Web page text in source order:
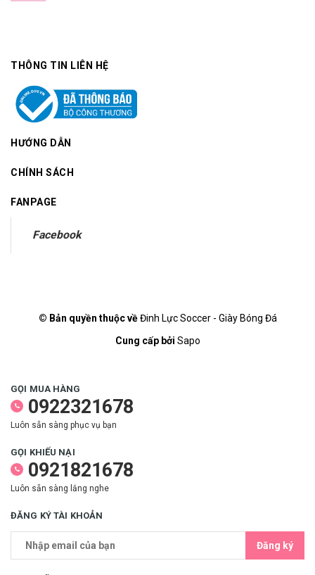
THÔNG TIN LIÊN HỆ
HƯỚNG DẪN
CHÍNH SÁCH
FANPAGE
Facebook
© Bản quyền thuộc vềĐinh Lực Soccer - Giày Bóng Đá
Cung cấp bởi Sapo
GỌI MUA HÀNG
0922321678
Luôn sẵn sàng phục vụ bạn
GỌI KHIẾU NẠI
0921821678
Luôn sẵn sàng lắng nghe
ĐĂNG KÝ TÀI KHOẢN
Đăng ký